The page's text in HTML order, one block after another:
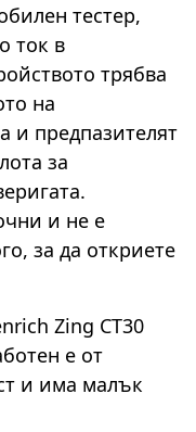
тестер,
ток в
трябва
на
и предпазителят
за
и не е
за да откриете
Zing CT30
е от
и има малък